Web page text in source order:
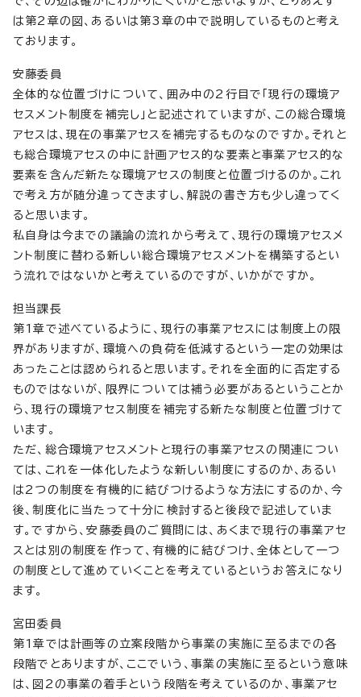
は第2章の図、あるいは第3章の中で説明しているものと考え
ております。
安藤委員
全体的な位置づけについて、囲み中の2行目で「現行の環境ア
セスメント制度を補完し」と記述されていますが、この総合環境
アセスは、現在の事業アセスを補完するものなのですか。それと
も総合環境アセスの中に計画アセス的な要素と事業アセス的な
要素を含んだ新たな環境アセスの制度と位置づけるのか。これ
で考え方が随分違ってきますし、解説の書き方も少し違ってく
ると思います。
私自身は今までの議論の流れから考えて、現行の環境アセスメ
ント制度に替わる新しい総合環境アセスメントを構築するとい
う流れではないかと考えているのですが、いかがですか。
担当課長
第1章で述べているように、現行の事業アセスには制度上の限
界がありますが、環境への負荷を低減するという一定の効果は
あったことは認められると思います。それを全面的に否定する
ものではないが、限界については補う必要があるということか
ら、現行の環境アセス制度を補完する新たな制度と位置づけて
います。
ただ、総合環境アセスメントと現行の事業アセスの関連につい
ては、これを一体化したような新しい制度にするのか、あるい
は2つの制度を有機的に結びつけるような方法にするのか、今
後、制度化に当たって十分に検討すると後段で記述していま
す。ですから、安藤委員のご質問には、あくまで現行の事業アセ
スとは別の制度を作って、有機的に結びつけ、全体として一つ
の制度として進めていくことを考えているというお答えになり
ます。
宮田委員
第1章では計画等の立案段階から事業の実施に至るまでの各
段階でとありますが、ここでいう、事業の実施に至るという意味
は、図2の事業の着手という段階を考えているのか、事業アセ